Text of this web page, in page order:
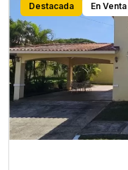
Destacada En Venta